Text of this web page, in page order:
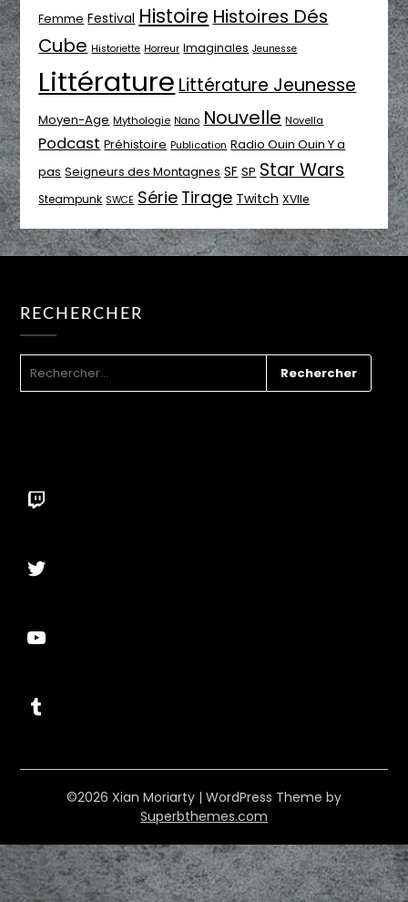
Femme Festival Histoire Histoires Dés
Cube Historiette Horreur Imaginales Jeunesse
Littérature Littérature Jeunesse
Moyen-Age Mythologie Nano Nouvelle Novella
Podcast Préhistoire Publication Radio Ouin Ouin Y a
pas Seigneurs des Montagnes SF SP Star Wars
Steampunk SWCE Série Tirage Twitch XVIIe
RECHERCHER
Twitch
Twitter
YouTube
Tumblr
©2026 Xian Moriarty | WordPress Theme by
Superbthemes.com